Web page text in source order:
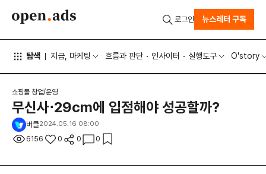
탐색 지금, 마케팅 흐름과 판단 인사이터 실행도구 O'story
로그인 뉴스레터 구독
쇼핑몰 창업/운영
무신사⋅29cm에 입점해야 성공할까?
버클2024.05.16 08:00
6156 0 0 0